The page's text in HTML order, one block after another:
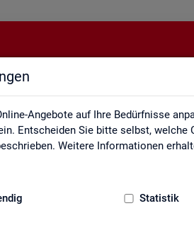
Angebote auf Ihre Bedürfnisse
Entscheiden Sie bitte selbst,
Weitere Informationen
Statistik